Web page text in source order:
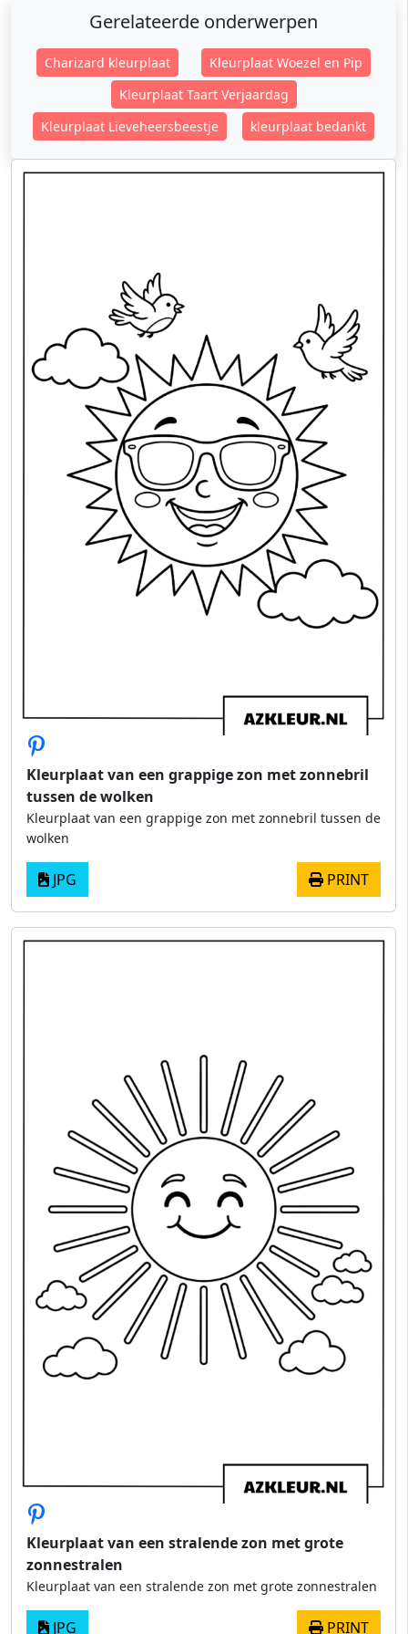
Gerelateerde onderwerpen
Charizard kleurplaat
Kleurplaat Woezel en Pip
Kleurplaat Taart Verjaardag
Kleurplaat Lieveheersbeestje
​kleurplaat bedankt​
Kleurplaat van een grappige zon met zonnebril
tussen de wolken
Kleurplaat van een grappige zon met zonnebril tussen de
wolken
JPG PRINT
Kleurplaat van een stralende zon met grote
zonnestralen
Kleurplaat van een stralende zon met grote zonnestralen
JPG PRINT